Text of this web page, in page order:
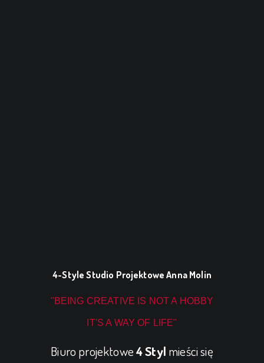
4-Style Studio ProjektoweAnna Molin
"BEING CREATIVE IS NOT A HOBBY
IT'S A WAY OF LIFE"
Biuro projektowe4 Styl mieści się